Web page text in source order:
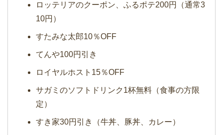
ロッテリアのクーポン、ふるポテ200円（通常3
10円）
すたみな太郎10％OFF
てんや100円引き
ロイヤルホスト15％OFF
サガミのソフトドリンク1杯無料（食事の方限
定）
すき家30円引き（牛丼、豚丼、カレー）